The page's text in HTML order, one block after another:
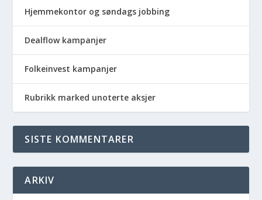
Hjemmekontor og søndags jobbing
Dealflow kampanjer
Folkeinvest kampanjer
Rubrikk marked unoterte aksjer
SISTE KOMMENTARER
ARKIV